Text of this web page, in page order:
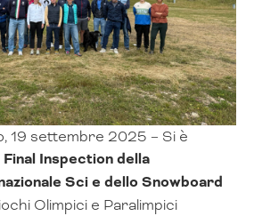
19 settembre 2025 – Si è
Final Inspection della
Sci e dello Snowboard
Olimpici e Paralimpici